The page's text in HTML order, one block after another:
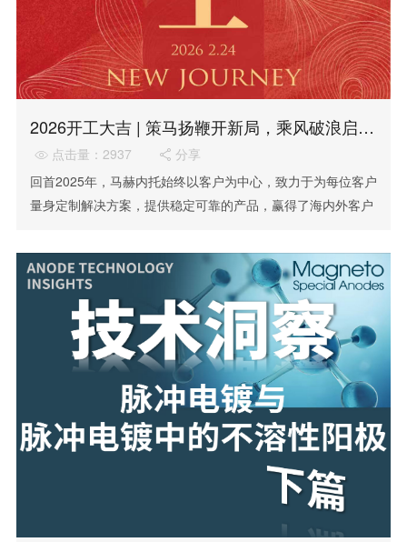
2026开工大吉 | 策马扬鞭开新局，乘风破浪启华章
 点击量：2937  分享
回首2025年，马赫内托始终以客户为中心，致力于为每位客户
量身定制解决方案，提供稳定可靠的产品，赢得了海内外客户